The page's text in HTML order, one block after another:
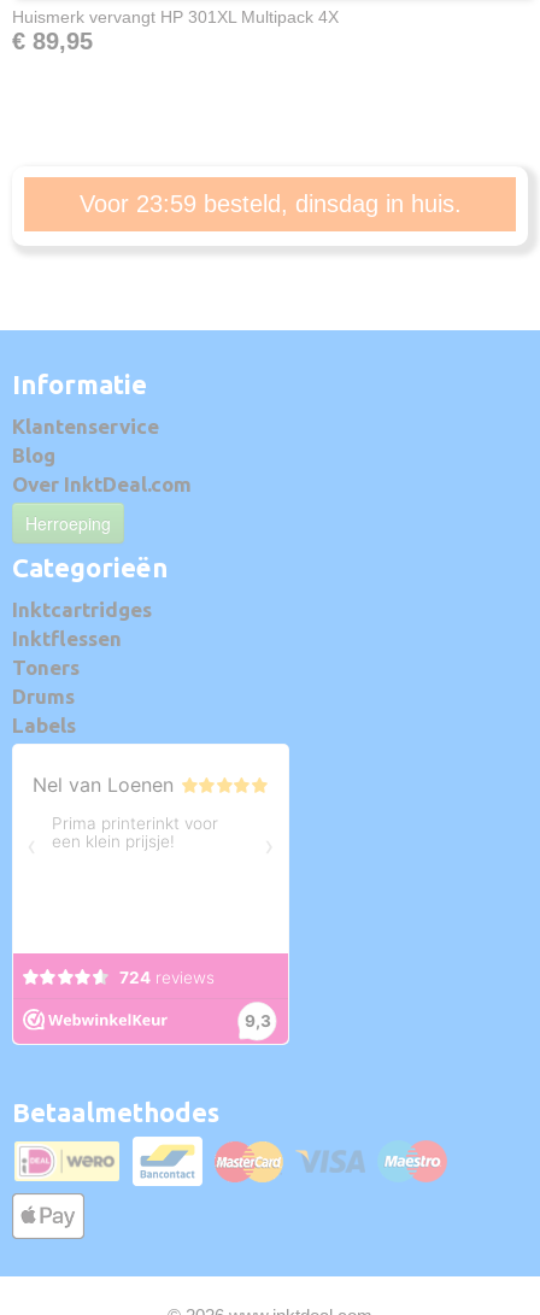
Huismerk vervangt HP 301XL Multipack 4X
€ 89,95
Voor 23:59 besteld, dinsdag in huis.
Informatie
Klantenservice
Blog
Over InktDeal.com
Herroeping
Categorieën
Inktcartridges
Inktflessen
Toners
Drums
Labels
Betaalmethodes